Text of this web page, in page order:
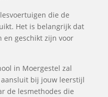
die de
Het is belangrijk dat
en geschikt zijn voor
in Moergestel zal
bij jouw leerstijl
de lesmethodes die